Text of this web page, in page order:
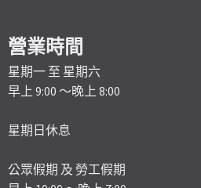
營業時間
星期一 至 星期六
早上 9:00 ～晚上 8:00
星期日休息
公眾假期 及 勞工假期